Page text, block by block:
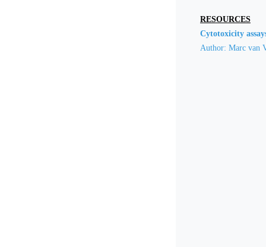
RESOURCES
Cytotoxicity
Author: Marc van